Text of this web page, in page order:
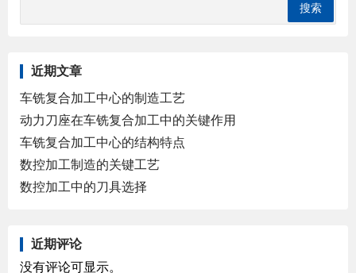
近期文章
车铣复合加工中心的制造工艺
动力刀座在车铣复合加工中的关键作用
车铣复合加工中心的结构特点
数控加工制造的关键工艺
数控加工中的刀具选择
近期评论
没有评论可显示。